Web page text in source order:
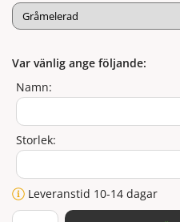
Var vänlig ange följande:
Namn:
Storlek:
Leveranstid 10-14 dagar